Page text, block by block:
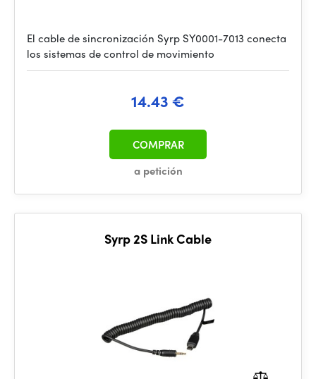
El cable de sincronización Syrp SY0001-7013 conecta
los sistemas de control de movimiento
14.43 €
a petición
COMPRAR
Syrp 2S Link Cable